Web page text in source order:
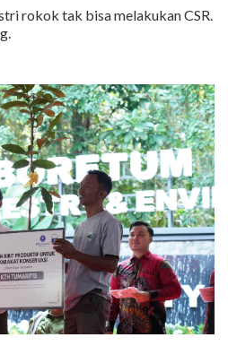
rokok tak bisa melakukan CSR.